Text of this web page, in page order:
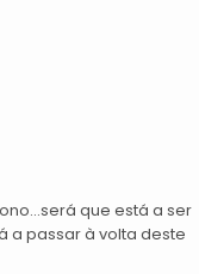
que está a ser
a passar à volta deste